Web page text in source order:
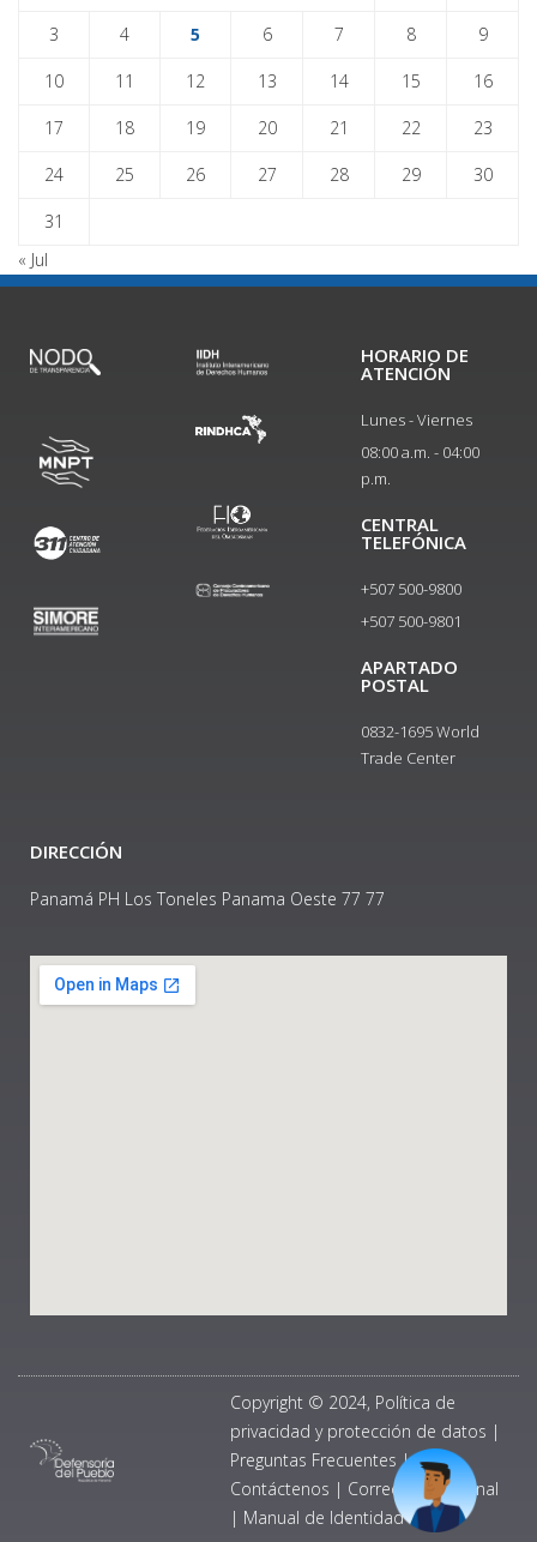
3 4 5 6 7 8 9
10 11 12 13 14 15 16
17 18 19 20 21 22 23
24 25 26 27 28 29 30
31
« Jul
HORARIO DE
ATENCIÓN
Lunes - Viernes
08:00 a.m. - 04:00
p.m.
CENTRAL
TELEFÓNICA
+507 500-9800
+507 500-9801​
APARTADO
POSTAL
0832-1695 World
Trade Center
DIRECCIÓN
Panamá PH Los Toneles Panama Oeste 77 77
Copyright © 2024, Política de
privacidad y protección de datos |
Preguntas Frecuentes |
Contáctenos | Correo Institucional
| Manual de Identidad Visual